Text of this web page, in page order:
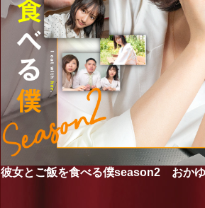
彼女とご飯を食べる僕season2 おか